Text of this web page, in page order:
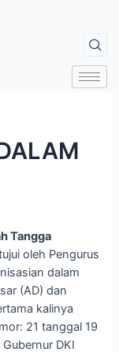
Tangga
oleh Pengurus
dalam
(AD) dan
kalinya
21 tanggal 19
DKI